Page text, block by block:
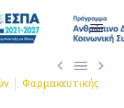
  
Φαρμακευτικής